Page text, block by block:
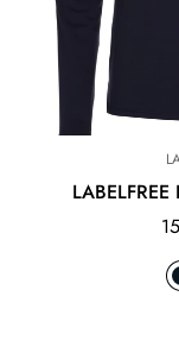
LABELFREE